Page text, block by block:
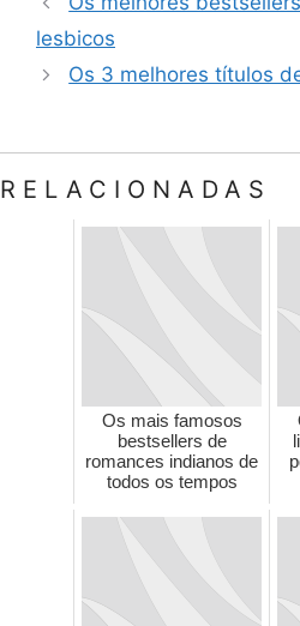
lesbicos
Os 3 melhores títulos
RELACIONADAS
Os mais famosos
bestsellers de
romances indianos de
todos os tempos